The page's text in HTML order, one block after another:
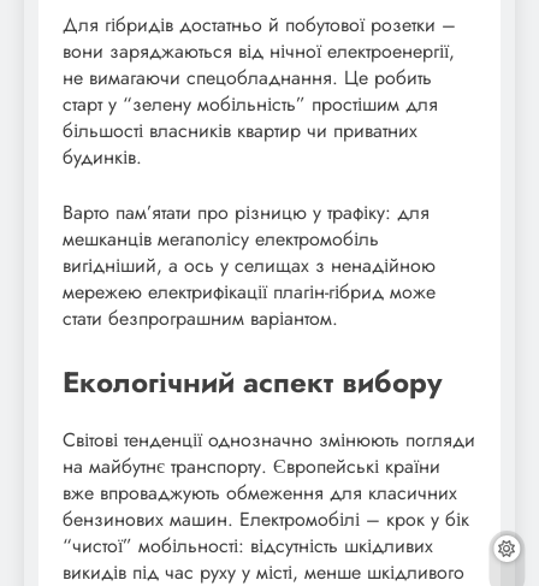
Для гібридів достатньо й побутової розетки –
вони заряджаються від нічної електроенергії,
не вимагаючи спецобладнання. Це робить
старт у “зелену мобільність” простішим для
більшості власників квартир чи приватних
будинків.
Варто пам’ятати про різницю у трафіку: для
мешканців мегаполісу електромобіль
вигідніший, а ось у селищах з ненадійною
мережею електрифікації плагін-гібрид може
стати безпрограшним варіантом.
Екологічний аспект вибору
Світові тенденції однозначно змінюють погляди
на майбутнє транспорту. Європейські країни
вже впроваджують обмеження для класичних
бензинових машин. Електромобілі – крок у бік
“чистої” мобільності: відсутність шкідливих
викидів під час руху у місті, менше шкідливого